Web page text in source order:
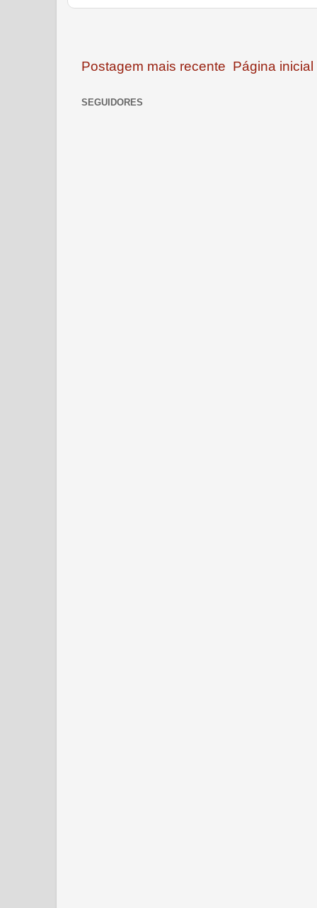
Postagem mais recente Página inicial
SEGUIDORES